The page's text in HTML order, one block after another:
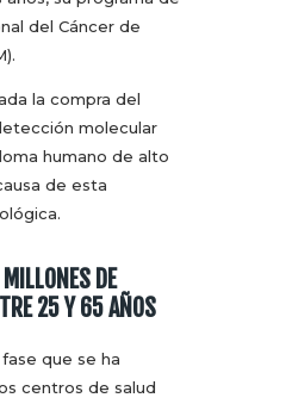
del Cáncer de
la compra del
molecular
humano de alto
de esta
DE
25 Y 65 AÑOS
que se ha
centros de salud